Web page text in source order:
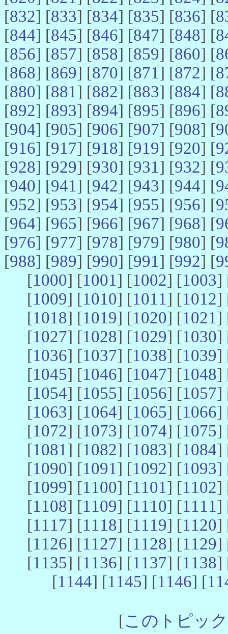
[832] [833] [834] [835] [836] [
[844] [845] [846] [847] [848] [
[856] [857] [858] [859] [860] [
[868] [869] [870] [871] [872] [
[880] [881] [882] [883] [884] [
[892] [893] [894] [895] [896] [
[904] [905] [906] [907] [908] [
[916] [917] [918] [919] [920] [
[928] [929] [930] [931] [932] [
[940] [941] [942] [943] [944] [
[952] [953] [954] [955] [956] [
[964] [965] [966] [967] [968] [
[976] [977] [978] [979] [980] [
[988] [989] [990] [991] [992] [
[1000] [1001] [1002] [1003]
[1009] [1010] [1011] [1012]
[1018] [1019] [1020] [1021]
[1027] [1028] [1029] [1030]
[1036] [1037] [1038] [1039]
[1045] [1046] [1047] [1048]
[1054] [1055] [1056] [1057]
[1063] [1064] [1065] [1066]
[1072] [1073] [1074] [1075]
[1081] [1082] [1083] [1084]
[1090] [1091] [1092] [1093]
[1099] [1100] [1101] [1102]
[1108] [1109] [1110] [1111]
[1117] [1118] [1119] [1120]
[1126] [1127] [1128] [1129]
[1135] [1136] [1137] [1138]
[1144] [1145] [1146] [
[このトピッ